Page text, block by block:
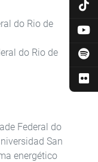
do Rio de
do Rio de
Federal do
San
energético